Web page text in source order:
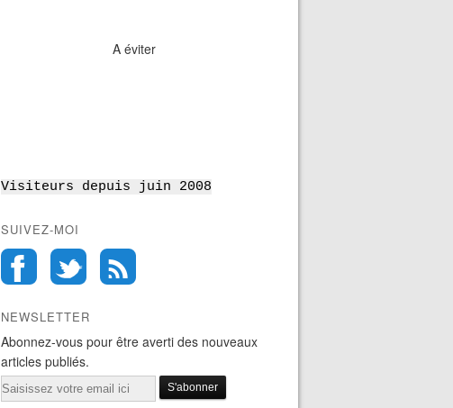
A éviter
Visiteurs depuis juin 2008
SUIVEZ-MOI
NEWSLETTER
Abonnez-vous pour être averti des nouveaux
articles publiés.
Email